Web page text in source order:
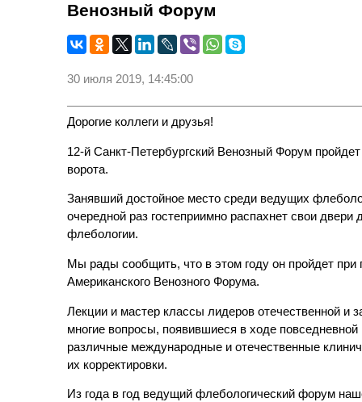
Венозный Форум
30 июля 2019, 14:45:00
Дорогие коллеги и друзья!
12-й Санкт-Петербургский Венозный Форум
ворота.
Занявший достойное место среди ведущих
очередной раз гостеприимно распахнет свои
флебологии.
Мы рады сообщить, что в этом году он пройдет
Американского Венозного Форума.
Лекции и мастер классы лидеров отечественной и
многие вопросы, появившиеся в ходе
различные международные и отечественные
их корректировки.
Из года в год ведущий флебологический форум